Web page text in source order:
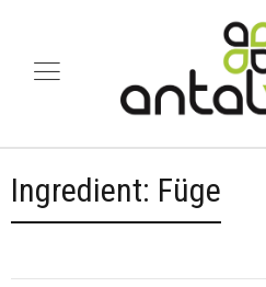
Ingredient: Füge